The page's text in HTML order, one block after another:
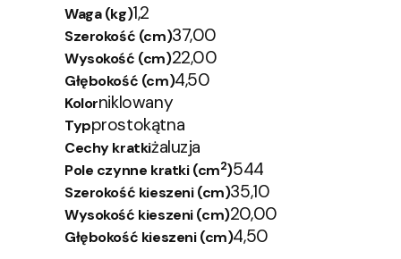
Waga (kg)1,2
Szerokość (cm)37,00
Wysokość (cm)22,00
Głębokość (cm)4,50
Kolorniklowany
Typprostokątna
Cechy kratkiżaluzja
Pole czynne kratki (cm2)544
Szerokość kieszeni (cm)35,10
Wysokość kieszeni (cm)20,00
Głębokość kieszeni (cm)4,50